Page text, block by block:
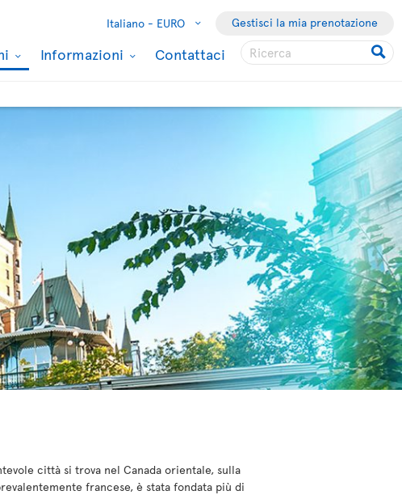
Italiano - EURO Gestisci la mia prenotazione
Informazioni Contattaci
città si trova nel Canada orientale, sulla
francese, è stata fondata più di